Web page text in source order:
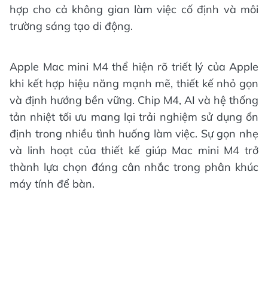
hợp cho cả không gian làm việc cố định và môi
trường sáng tạo di động.
Apple Mac mini M4 thể hiện rõ triết lý của Apple
khi kết hợp hiệu năng mạnh mẽ, thiết kế nhỏ gọn
và định hướng bền vững. Chip M4, AI và hệ thống
tản nhiệt tối ưu mang lại trải nghiệm sử dụng ổn
định trong nhiều tình huống làm việc. Sự gọn nhẹ
và linh hoạt của thiết kế giúp Mac mini M4 trở
thành lựa chọn đáng cân nhắc trong phân khúc
máy tính để bàn.